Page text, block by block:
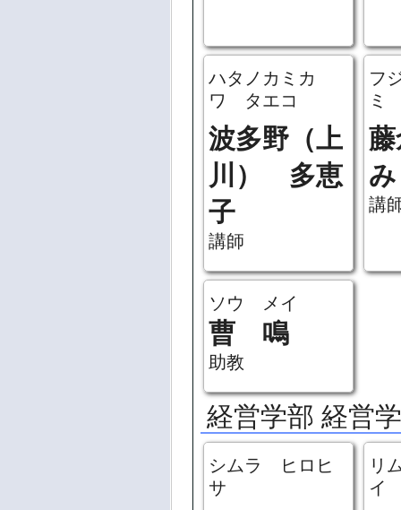
ハタノカミカ
ワ タエコ
波多野（上
川） 多恵
子
講師
フ
ミ
み
講
ソウ メイ
曹 鳴
助教
経営学部 経営
シムラ ヒロヒ
サ
リ
イ